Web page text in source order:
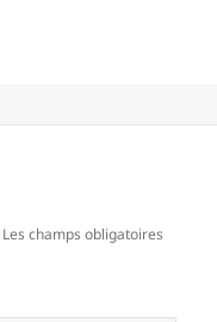
Les champs obligatoires